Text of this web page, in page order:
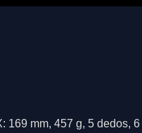
169 mm, 457 g, 5 dedos,